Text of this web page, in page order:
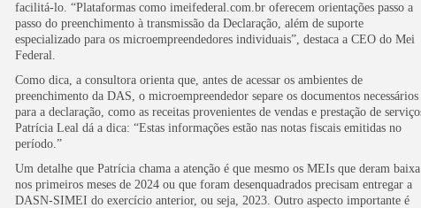
facilitá-lo. “Plataformas como imeifederal.com.br oferecem orientações passo a
passo do preenchimento à transmissão da Declaração, além de suporte
especializado para os microempreendedores individuais”, destaca a CEO do Mei
Federal.
Como dica, a consultora orienta que, antes de acessar os ambientes de
preenchimento da DAS, o microempreendedor separe os documentos necessários
para a declaração, como as receitas provenientes de vendas e prestação de
Patrícia Leal dá a dica: “Estas informações estão nas notas fiscais emitidas no
período.”
Um detalhe que Patrícia chama a atenção é que mesmo os MEIs que deram baixa
nos primeiros meses de 2024 ou que foram desenquadrados precisam entregar a
DASN-SIMEI do exercício anterior, ou seja, 2023. Outro aspecto importante é